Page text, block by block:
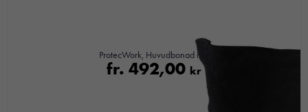
ProtecWork, Huvudbonad i ull
fr. 492,00 kr